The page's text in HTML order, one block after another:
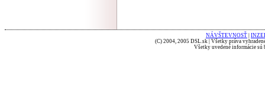
NÁVŠTEVNOSŤ
(C) 2004, 2005 DSL.sk | Všetky práva
Všetky uvedené informácie sú